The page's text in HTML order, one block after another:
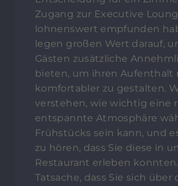
Zugang zur Executive
lohnenswert empfunden
legen großen Wert darauf,
Gästen zusätzliche
bieten, um ihren Aufenthalt
komfortabler zu gestalten.
verstehen, wie wichtig eine
entspannte Atmosphäre
Frühstücks sein kann, und
zu hören, dass Sie diese in
Restaurant erleben
Tatsache, dass Sie sich über